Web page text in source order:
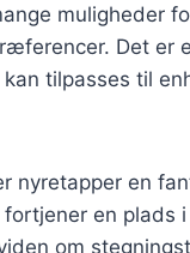
muligheder
Det er
tilpasses til
nyretapper en
en plads
om